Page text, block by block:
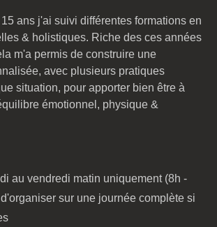
ans j'ai suivi différentes formations en
& holistiques. Riche des ces années
m'a permis de construire une
avec plusieurs pratiques
situation, pour apporter bien être à
émotionnel, physique &
au vendredi matin uniquement (8h -
sur une journée complète si